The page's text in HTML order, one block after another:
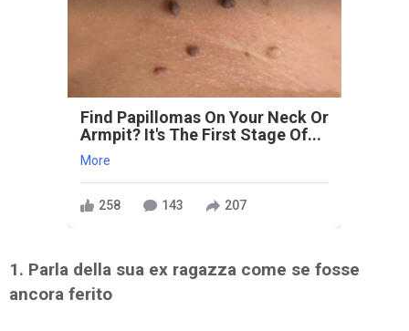
Find Papillomas On Your Neck Or
Armpit? It's The First Stage Of...
More
258 143 207
1. Parla della sua ex ragazza come se fosse
ancora ferito